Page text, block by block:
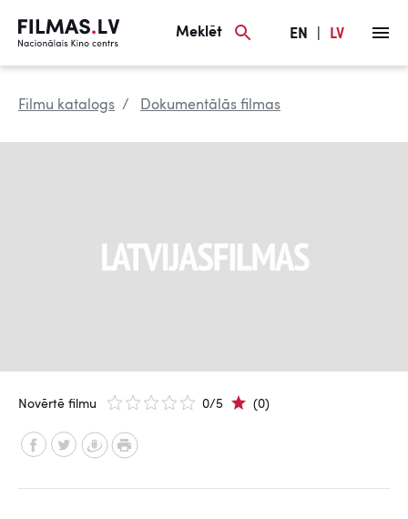
Meklēt EN LV
Filmu katalogs Dokumentālās filmas
Novērtē filmu 0/5 (0)